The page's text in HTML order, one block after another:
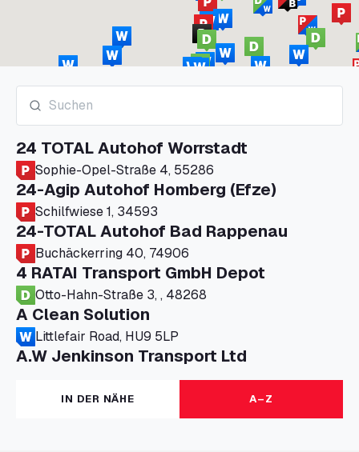
24 TOTAL Autohof Worrstadt
Sophie-Opel-Straße 4, 55286
24-Agip Autohof Homberg (Efze)
Schilfwiese 1, 34593
24-TOTAL Autohof Bad Rappenau
Buchäckerring 40, 74906
4 RATAI Transport GmbH Depot
Otto-Hahn-Straße 3, , 48268
A Clean Solution
Littlefair Road, HU9 5LP
A.W Jenkinson Transport Ltd
Progress House, ME11 5GA
A+G Nettetal - Depot Parking
Am Panneschopp 7, 41334
IN DER NÄHE A–Z